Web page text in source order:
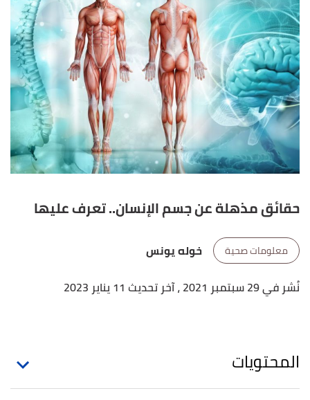
حقائق مذهلة عن جسم الإنسان.. تعرف عليها
معلومات صحية
خوله يونس
نُشر في 29 سبتمبر 2021
، آخر تحديث 11 يناير 2023
المحتويات